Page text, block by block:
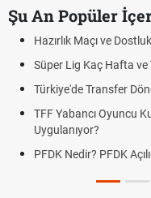
Şu An Popüler
Hazırlık Maçı ve
Süper Lig Kaç Hafta ve
Türkiye'de Transfer
TFF Yabancı Oyuncu
Uygulanıyor?
PFDK Nedir? PFDK